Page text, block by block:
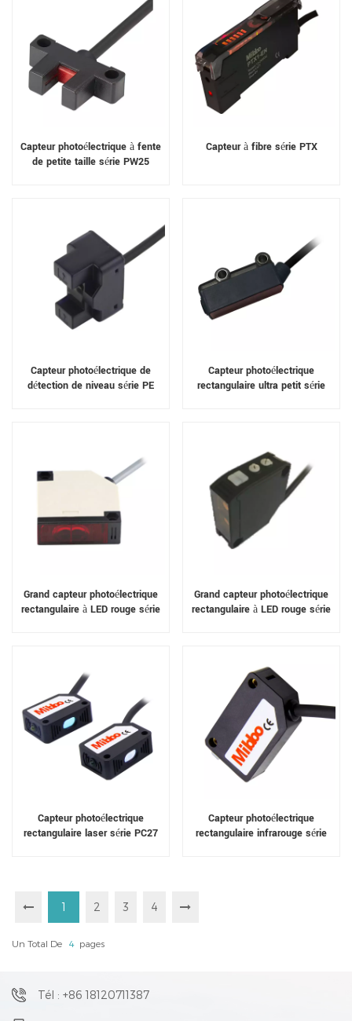
Capteur photoélectrique à fente
de petite taille série PW25
Capteur à fibre série PTX
Capteur photoélectrique de
détection de niveau série PE
Capteur photoélectrique
rectangulaire ultra petit série
Grand capteur photoélectrique
rectangulaire à LED rouge série
Grand capteur photoélectrique
rectangulaire à LED rouge série
Capteur photoélectrique
rectangulaire laser série PC27
Capteur photoélectrique
rectangulaire infrarouge série
1 2 3 4
Un Total De 4 Pages
Tél : +86 18120711387